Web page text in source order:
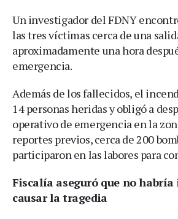
Un investigador del FDNY
las tres víctimas cerca de una
aproximadamente una hora
emergencia.
Además de los fallecidos, el
14 personas heridas y obligó a
operativo de emergencia en la
reportes previos, cerca de 200
participaron en las labores para
Fiscalía aseguró que no
causar la tragedia